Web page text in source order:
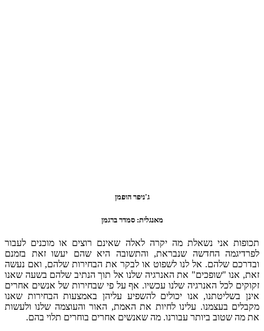
ג'ניפר הופמן
מאנגלית: סמדר ברגמן
תכופות אני נשאלת מה יקרה לאלה שאינם רוצים או מוכנים לעבור
לפרדיגמה החדשה שנבראת, והתשובה היא שהם יעשו זאת בזמנם
ובדרכם שלהם. אל לנו לשפוט או לבקר את הבחירות שלהם, ואם נעשה
זאת, אנו "שופכים" את האנרגיה שלנו אל תוך הנתיב שלהם בשעה שאנו
זקוקים לכל האנרגיה שלנו עכשיו. אף על פי שבחירות של אנשים אחרים
אינן בשליטתנו, אנו יכולים להשפיע עליהן באמצעות הבחירות שאנו
מקבלים בעצמנו. עלינו לחיות את האמת, האור והעוצמה שלנו ולעשות
את מה שטוב ביותר עבורנו. מה שאנשים אחרים בוחרים תלוי בהם.